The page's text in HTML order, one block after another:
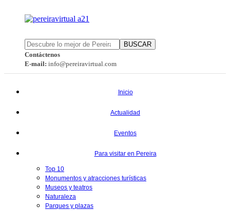
BUSCAR
Contáctenos
E-mail: info@pereiravirtual.com
Inicio
Actualidad
Eventos
Para visitar en Pereira
Top 10
Monumentos y atracciones turísticas
Museos y teatros
Naturaleza
Parques y plazas